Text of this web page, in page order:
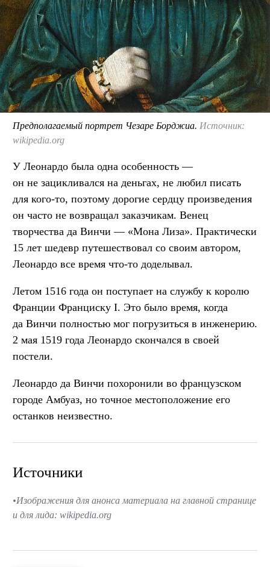
Предполагаемый портрет Чезаре Борджиа. Источник:
wikipedia.org
У Леонардо была одна особенность —
он не зацикливался на деньгах, не любил писать
для кого-то, поэтому дорогие сердцу произведения
он часто не возвращал заказчикам. Венец
творчества да Винчи — «Мона Лиза». Практически
15 лет шедевр путешествовал со своим автором,
Леонардо все время что-то доделывал.
Летом 1516 года он поступает на службу к королю
Франции Франциску I. Это было время, когда
да Винчи полностью мог погрузиться в инженерию.
2 мая 1519 года Леонардо скончался в своей
постели.
Леонардо да Винчи похоронили во французском
городе Амбуаз, но точное местоположение его
останков неизвестно.
Источники
Изображения для анонса материала на главной странице
и для лида: wikipedia.org